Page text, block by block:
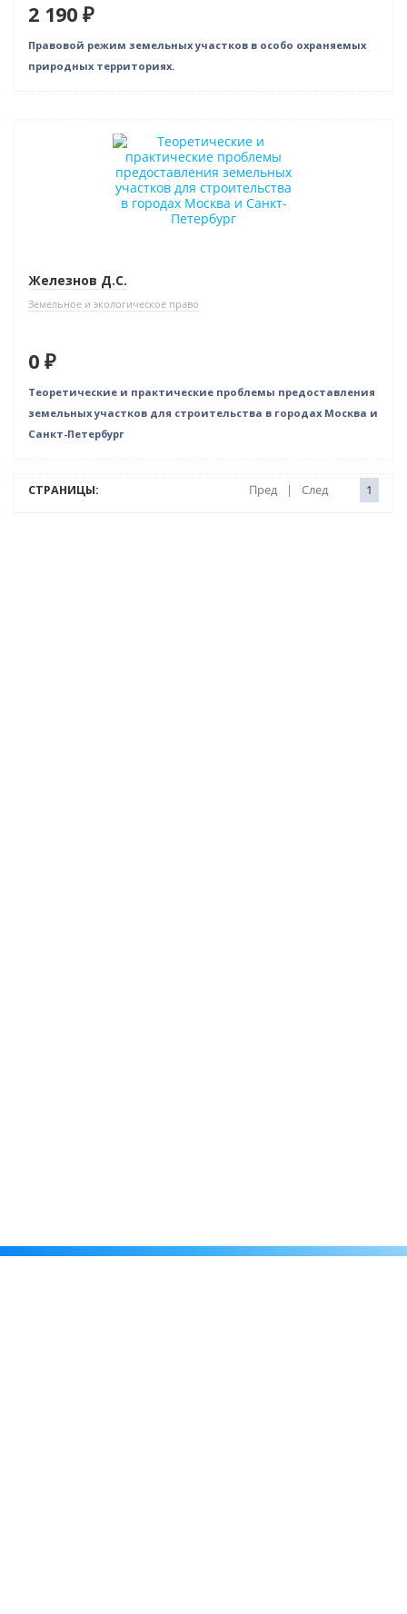
2 190 ₽
Правовой режим земельных участков в особо охраняемых
природных территориях.
Нет в наличии
Железнов Д.С.
Земельное и экологическое право
0 ₽
Теоретические и практические проблемы предоставления
земельных участков для строительства в городах Москва и
Санкт-Петербург
СТРАНИЦЫ: Пред | След 1